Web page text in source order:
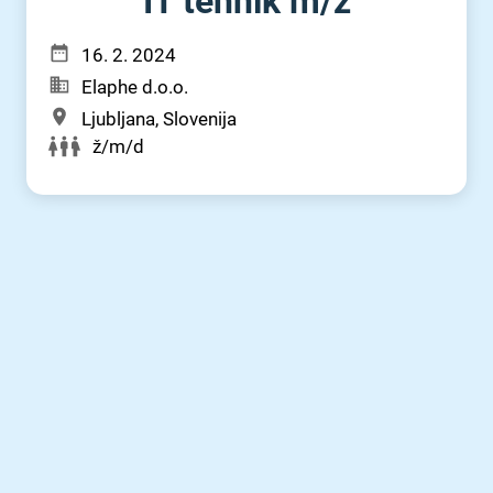
16. 2. 2024
Elaphe d.o.o.
Ljubljana, Slovenija
ž/m/d